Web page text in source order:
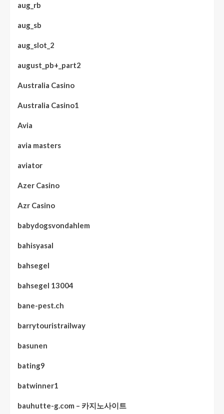
aug_rb
aug_sb
aug_slot_2
august_pb+_part2
Australia Casino
Australia Casino1
Avia
avia masters
aviator
Azer Casino
Azr Casino
babydogsvondahlem
bahisyasal
bahsegel
bahsegel 13004
bane-pest.ch
barrytouristrailway
basunen
bating9
batwinner1
bauhutte-g.com – 카지노사이트